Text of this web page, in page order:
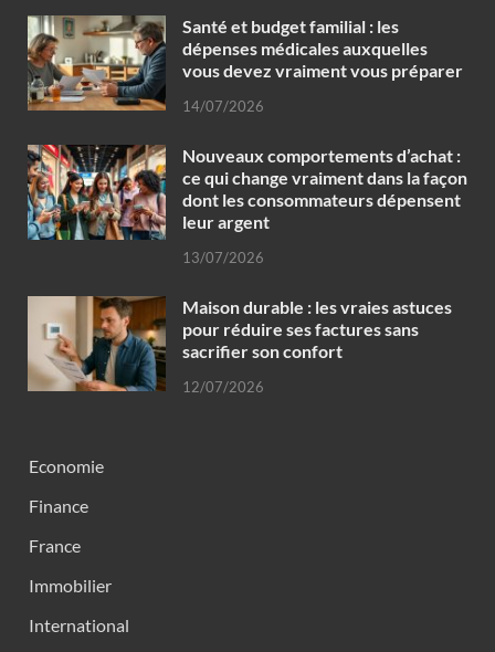
Santé et budget familial : les
dépenses médicales auxquelles
vous devez vraiment vous préparer
14/07/2026
Nouveaux comportements d’achat :
ce qui change vraiment dans la façon
dont les consommateurs dépensent
leur argent
13/07/2026
Maison durable : les vraies astuces
pour réduire ses factures sans
sacrifier son confort
12/07/2026
Economie
Finance
France
Immobilier
International